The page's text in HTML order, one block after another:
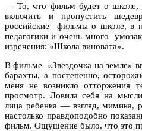
— То, что фильм будет о школе,
включить и пропустить
российские фильмы о школе, в
педагогики и очень много
изречения: «Школа виновата».
В фильме «Звездочка на земле»
барахты, а постепенно,
меня не возникло отторжения
просмотр. Ловила себя на
лица ребенка — взгляд, мимика,
настолько правдоподобно
фильм. Ощущение было, что это